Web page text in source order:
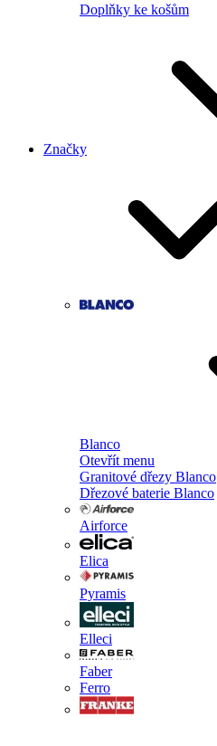
Doplňky ke košům
Značky
Blanco
Otevřít menu
Granitové dřezy Blanco
Dřezové baterie Blanco
Airforce
Elica
Pyramis
Elleci
Faber
Ferro